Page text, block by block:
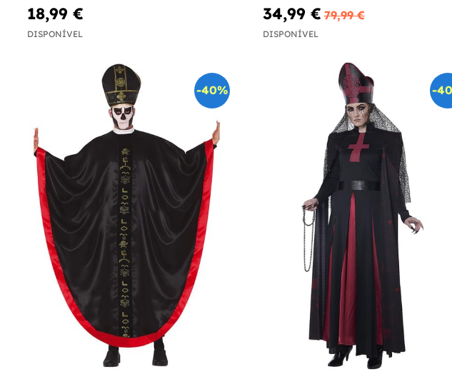
18,99 €
DISPONÍVEL
34,99 € 79,99 €
DISPONÍVEL
-40% -